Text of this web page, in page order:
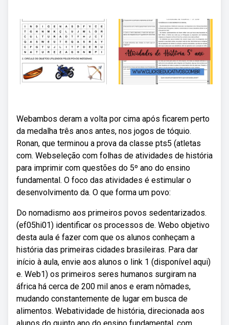
Webambos deram a volta por cima após ficarem perto
da medalha três anos antes, nos jogos de tóquio.
Ronan, que terminou a prova da classe pts5 (atletas
com. Webseleção com folhas de atividades de história
para imprimir com questões do 5º ano do ensino
fundamental. O foco das atividades é estimular o
desenvolvimento da. O que forma um povo:
Do nomadismo aos primeiros povos sedentarizados.
(ef05hi01) identificar os processos de. Webo objetivo
desta aula é fazer com que os alunos conheçam a
história das primeiras cidades brasileiras. Para dar
início à aula, envie aos alunos o link 1 (disponível aqui)
e. Web1) os primeiros seres humanos surgiram na
áfrica há cerca de 200 mil anos e eram nômades,
mudando constantemente de lugar em busca de
alimentos. Webatividade de história, direcionada aos